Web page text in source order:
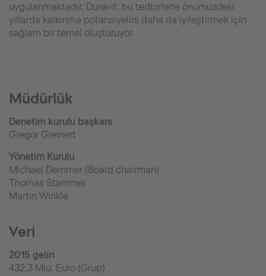
uygulanmaktadır. Duravit, bu tedbirlerle önümüzdeki
yıllarda kalkınma potansiyelini daha da iyileştirmek için
sağlam bir temel oluşturuyor.
Müdürlük
Denetim kurulu başkanı
Gregor Greinert
Yönetim Kurulu
Michael Demmer (Board chairman)
Thomas Stammel
Martin Winkle
Veri
2015 geliri
432,3 Mio. Euro (Grup)